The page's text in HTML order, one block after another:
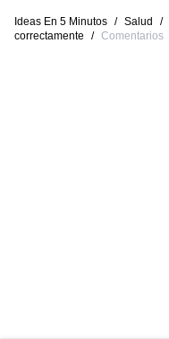
Ideas En 5 Minutos / Salud /
correctamente
/ Comentarios